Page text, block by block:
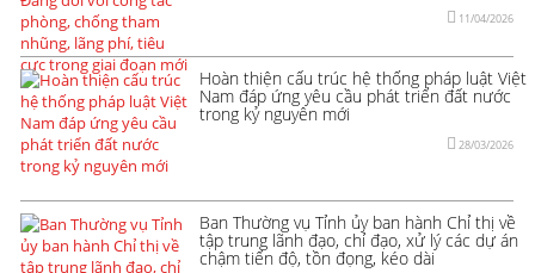
11/04/2026
Hoàn thiện cấu trúc hệ thống pháp luật Việt
Nam đáp ứng yêu cầu phát triển đất nước
trong kỷ nguyên mới
28/03/2026
Ban Thường vụ Tỉnh ủy ban hành Chỉ thị về
tập trung lãnh đạo, chỉ đạo, xử lý các dự án
chậm tiến độ, tồn đọng, kéo dài